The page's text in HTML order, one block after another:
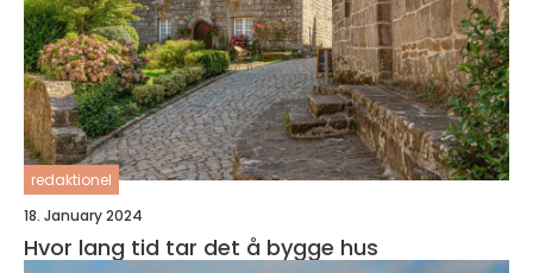
redaktionel
18. January 2024
Hvor lang tid tar det å bygge hus